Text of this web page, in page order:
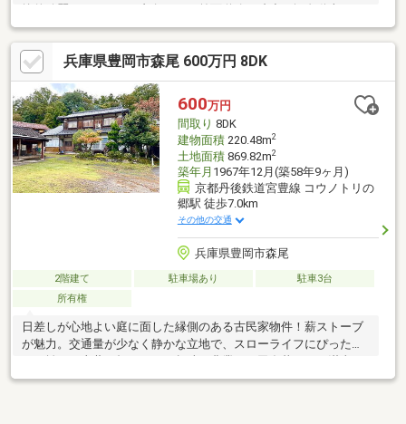
しか進入できない立地ですが
兵庫県豊岡市森尾 600万円 8DK
600万円
間取り 8DK
建物面積220.48m2
土地面積869.82m2
築年月 1967年12月(築58年9ヶ月)
京都丹後鉄道宮豊線 コウノトリの
郷駅 徒歩7.0km
その他の交通
兵庫県豊岡市森尾
2階建て 駐車場あり
駐車3台
所有権
日差しが心地よい庭に面した縁側のある古民家物件！薪ストーブ
が魅力。交通量が少なく静かな立地で、スローライフにぴった
きます。